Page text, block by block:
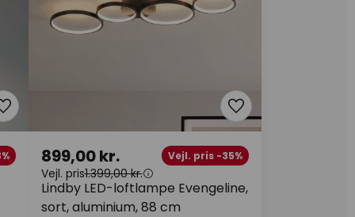
Lindby LED-loftlampe Evengeline,
sort, aluminium, 88 cm
899,00 kr. Vejl. pris -35%
Vejl. pris1.399,00 kr.